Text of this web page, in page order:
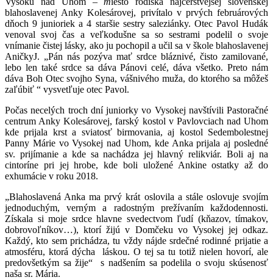
blahoslavenej Anky Kolesárovej, privítalo v prvých februárových
dňoch 9 junioriek a 4 staršie sestry saleziánky. Otec Pavol Hudák
venoval svoj čas a veľkodušne sa so sestrami podelil o svoje
vnímanie čistej lásky, ako ju pochopil a učil sa v škole blahoslavenej
AničkyJ. „Pán nás pozýva mať srdce bláznivé, čisto zamilované,
lebo len také srdce sa dáva Pánovi celé, dáva všetko. Preto nám
dáva Boh Otec svojho Syna, vášnivého muža, do ktorého sa môžeš
zaľúbiť “ vysvetľuje otec Pavol.
Počas necelých troch dní juniorky vo Vysokej navštívili Pastoračné
centrum Anky Kolesárovej, farský kostol v Pavlovciach nad Uhom
kde prijala krst a sviatosť birmovania, aj kostol Sedembolestnej
Panny Márie vo Vysokej nad Uhom, kde Anka prijala aj posledné
sv. prijímanie a kde sa nachádza jej hlavný relikviár. Boli aj na
cintoríne pri jej hrobe, kde boli uložené Ankine ostatky až do
exhumácie v roku 2018.
„Blahoslavená Anka ma prvý krát oslovila a stále oslovuje svojím
jednoduchým, verným a radostným prežívaním každodennosti.
Získala si moje srdce hlavne svedectvom ľudí (kňazov, tímakov,
dobrovoľníkov…), ktorí žijú v Domčeku vo Vysokej jej odkaz.
Každý, kto sem prichádza, tu vždy nájde srdečné rodinné prijatie a
atmosféru, ktorá dýcha láskou. O tej sa tu totiž nielen hovorí, ale
predovšetkým sa žije“ s nadšením sa podelila o svoju skúsenosť
naša sr. Mária.